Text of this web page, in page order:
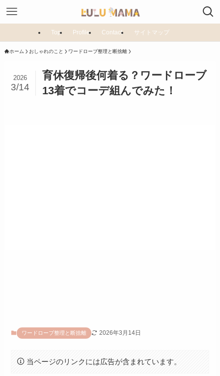
Top Profile Contact サイトマップ
ホーム おしゃれのこと ワードローブ整理と断捨離
育休復帰後何着る？ワードローブ
13着でコーデ組んでみた！
2026
3/14
ワードローブ整理と断捨離 2026年3月14日
当ページのリンクには広告が含まれています。